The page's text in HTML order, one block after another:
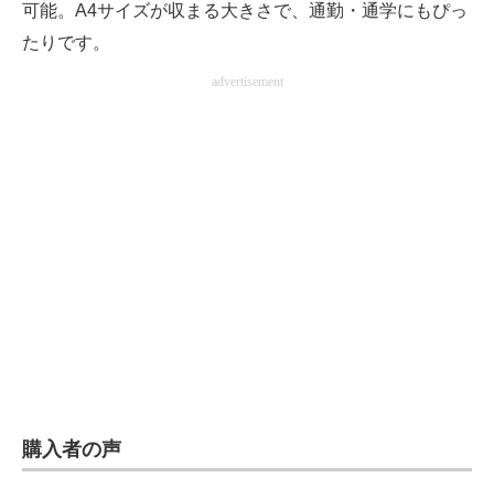
可能。A4サイズが収まる大きさで、通勤・通学にもぴっ
たりです。
advertisement
購入者の声